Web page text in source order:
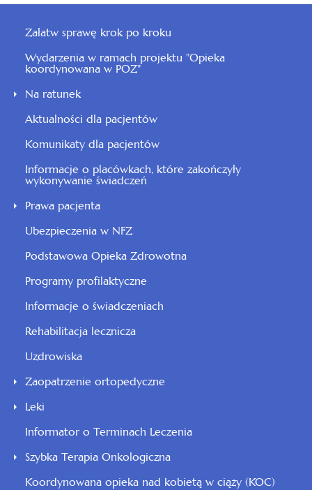
Załatw sprawę krok po kroku
Wydarzenia w ramach projektu "Opieka
koordynowana w POZ"
Na ratunek
Aktualności dla pacjentów
Komunikaty dla pacjentów
Informacje o placówkach, które zakończyły
wykonywanie świadczeń
Prawa pacjenta
Ubezpieczenia w NFZ
Podstawowa Opieka Zdrowotna
Programy profilaktyczne
Informacje o świadczeniach
Rehabilitacja lecznicza
Uzdrowiska
Zaopatrzenie ortopedyczne
Leki
Informator o Terminach Leczenia
Szybka Terapia Onkologiczna
Koordynowana opieka nad kobietą w ciąży (KOC)